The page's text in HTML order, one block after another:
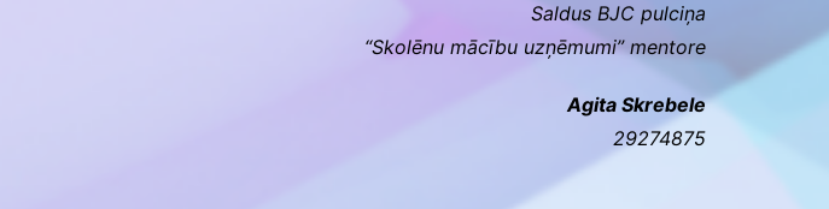
Saldus BJC pulciņa
“Skolēnu mācību uzņēmumi” mentore
Agita Skrebele
29274875